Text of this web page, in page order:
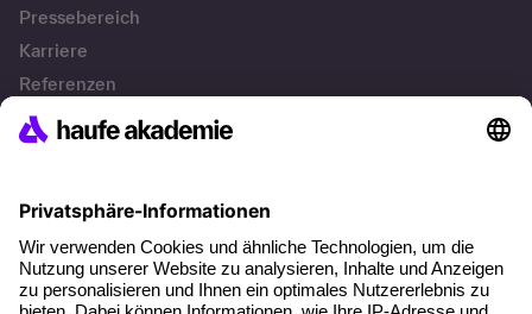
Pressebereich
Karriere
Referenzen
Soziale Verantwortung
Fakten
Persönliche Weiterbildung
Kontakt & Support
Kontakt